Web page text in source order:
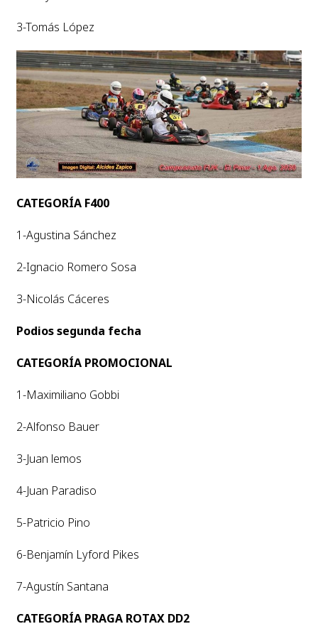
3-Tomás López
CATEGORÍA F400
1-Agustina Sánchez
2-Ignacio Romero Sosa
3-Nicolás Cáceres
Podios segunda fecha
CATEGORÍA PROMOCIONAL
1-Maximiliano Gobbi
2-Alfonso Bauer
3-Juan lemos
4-Juan Paradiso
5-Patricio Pino
6-Benjamín Lyford Pikes
7-Agustín Santana
CATEGORÍA PRAGA ROTAX DD2